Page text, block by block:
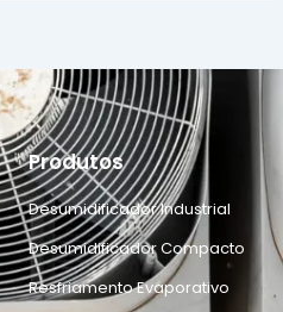
Produtos
Desumidificador Industrial
Desumidificador Compacto
Resfriamento Evaporativo